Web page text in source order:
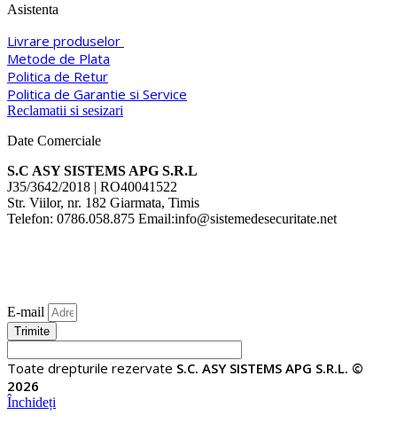
Asistenta
Livrare produselor
Metode de Plata
Politica de Retur
Politica de Garantie si Service
Reclamatii si sesizari
Date Comerciale
S.C ASY SISTEMS APG S.R.L
J35/3642/2018 | RO40041522
Str. Viilor, nr. 182 Giarmata, Timis
Telefon: 0786.058.875 Email:info@sistemedesecuritate.net
E-mail
Trimite
Toate drepturile rezervate S.C. ASY SISTEMS APG S.R.L. ©
2026
Închideți